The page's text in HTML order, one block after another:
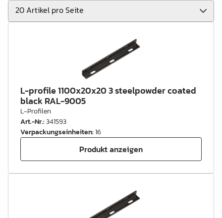
L-profile 1100x20x20 3 steelpowder coated
black RAL-9005
L-Profilen
Art.-Nr.:341593
Verpackungseinheiten:16
Produkt anzeigen